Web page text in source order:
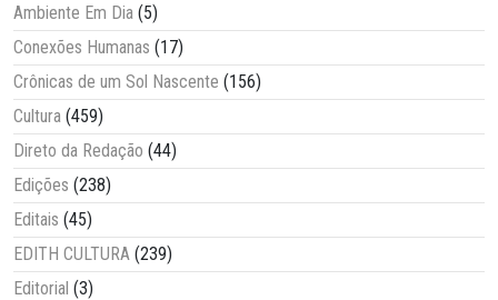
Ambiente Em Dia (5)
Conexões Humanas (17)
Crônicas de um Sol Nascente (156)
Cultura (459)
Direto da Redação (44)
Edições (238)
Editais (45)
EDITH CULTURA (239)
Editorial (3)